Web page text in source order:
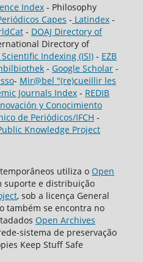
Index- Philosophy
Capes - Latindex-
- DOAJ Directory of
Directory of
Indexing (ISI)- EZB
- Google Scholar-
- Mir@bel "(re)cueillir les
Journals Index- REDIB
y Conocimiento
de Periódicos/IFCH -
Knowledge Project
utiliza o Open
suporte e distribuição
, sob a licença General
também se encontra no
Open Archives
sistema de preservação
Keep Stuff Safe